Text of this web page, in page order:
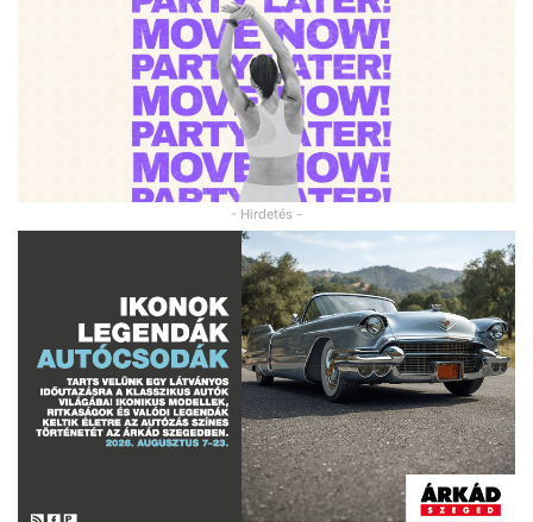
- Hirdetés -